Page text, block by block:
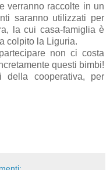
verranno raccolte in un
saranno utilizzati per
la cui casa-famiglia è
colpito la Liguria.
non ci costa
questi bimbi!
cooperativa, per